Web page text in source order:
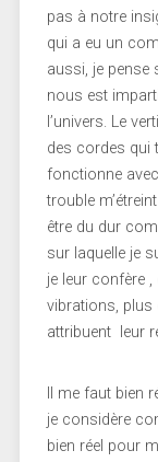
pas à notre
qui a eu un
aussi, je pense
nous est
l’univers. Le
des cordes qui
fonctionne
trouble
être du dur
sur laquelle je
je leur confère ,
vibrations,
attribuent leur
Il me faut bien
je considère
bien réel pour